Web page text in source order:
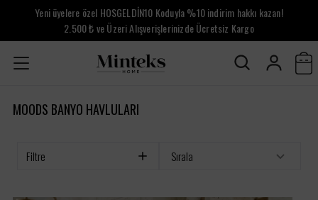
Yeni üyelere özel HOSGELDİN10 Koduyla %10 indirim hakkı kazan!
2.500 ₺ ve Üzeri Alışverişlerinizde Ücretsiz Kargo
MOODS BANYO HAVLULARI
Filtre Sırala